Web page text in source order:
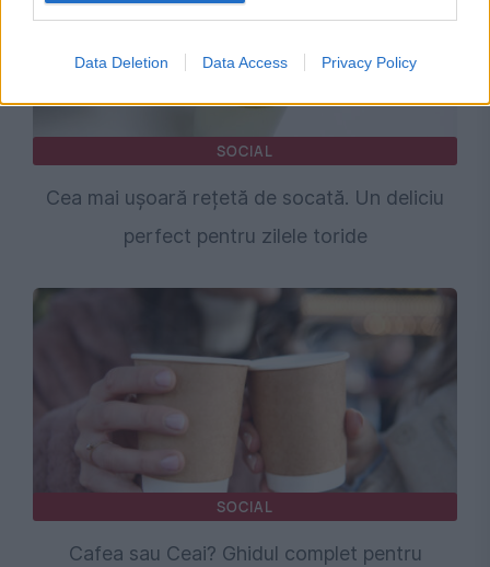
Data Deletion Data Access Privacy Policy
SOCIAL
Cea mai ușoară rețetă de socată. Un deliciu
perfect pentru zilele toride
SOCIAL
Cafea sau Ceai? Ghidul complet pentru